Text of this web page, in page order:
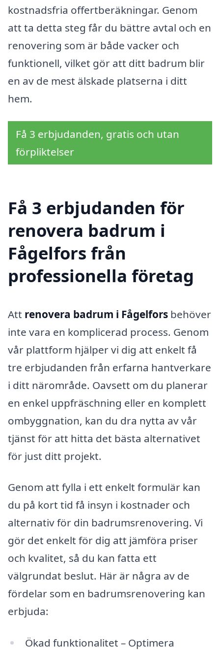
kostnadsfria offertberäkningar. Genom
att ta detta steg får du bättre avtal och en
renovering som är både vacker och
funktionell, vilket gör att ditt badrum blir
en av de mest älskade platserna i ditt
hem.
Få 3 erbjudanden, gratis och utan
förpliktelser
Få 3 erbjudanden för
renovera badrum i
Fågelfors från
professionella företag
Att renovera badrum i Fågelfors behöver
inte vara en komplicerad process. Genom
vår plattform hjälper vi dig att enkelt få
tre erbjudanden från erfarna hantverkare
i ditt närområde. Oavsett om du planerar
en enkel uppfräschning eller en komplett
ombyggnation, kan du dra nytta av vår
tjänst för att hitta det bästa alternativet
för just ditt projekt.
Genom att fylla i ett enkelt formulär kan
du på kort tid få insyn i kostnader och
alternativ för din badrumsrenovering. Vi
gör det enkelt för dig att jämföra priser
och kvalitet, så du kan fatta ett
välgrundat beslut. Här är några av de
fördelar som en badrumsrenovering kan
erbjuda:
Ökad funktionalitet – Optimera